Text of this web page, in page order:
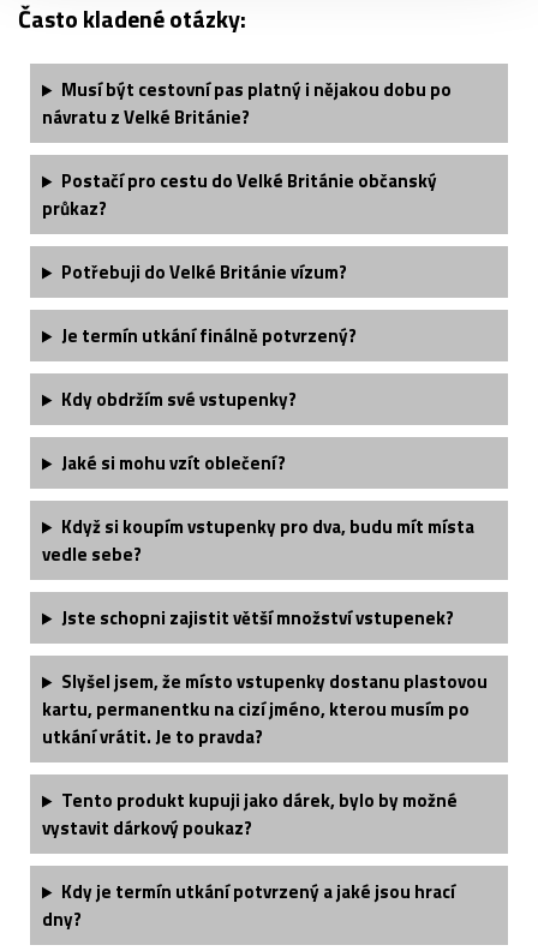
Často kladené otázky:
Musí být cestovní pas platný i nějakou dobu po
návratu z Velké Británie?
Postačí pro cestu do Velké Británie občanský
průkaz?
Potřebuji do Velké Británie vízum?
Je termín utkání finálně potvrzený?
Kdy obdržím své vstupenky?
Jaké si mohu vzít oblečení?
Když si koupím vstupenky pro dva, budu mít místa
vedle sebe?
Jste schopni zajistit větší množství vstupenek?
Slyšel jsem, že místo vstupenky dostanu plastovou
kartu, permanentku na cizí jméno, kterou musím po
utkání vrátit. Je to pravda?
Tento produkt kupuji jako dárek, bylo by možné
vystavit dárkový poukaz?
Kdy je termín utkání potvrzený a jaké jsou hrací
dny?